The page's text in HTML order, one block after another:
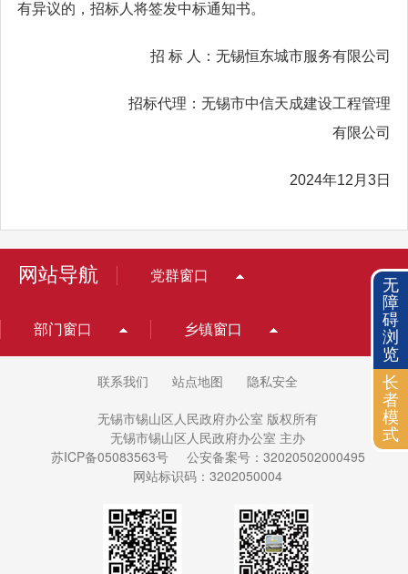
有异议的，招标人将签发中标通知书。
招 标 人：无锡恒东城市服务有限公司
招标代理：无锡市中信天成建设工程管理
有限公司
2024年12月3日
网站导航 党群窗口
部门窗口 乡镇窗口
联系我们 站点地图 隐私安全
无锡市锡山区人民政府办公室 版权所有
无锡市锡山区人民政府办公室 主办
苏ICP备05083563号
公安备案号：32020502000495
网站标识码：3202050004
无
障
碍
浏
览
长
者
模
式